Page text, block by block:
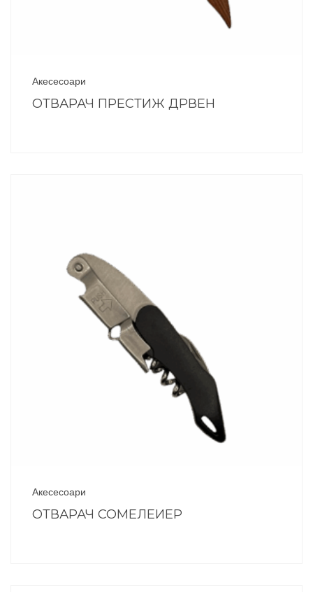
Акесесоари
ОТВАРАЧ ПРЕСТИЖ ДРВЕН
Акесесоари
ОТВАРАЧ СОМЕЛЕИЕР